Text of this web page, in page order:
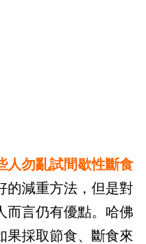
勿亂試間歇性斷食
的減重方法，但是對
而言仍有優點。哈佛
果採取節食、斷食來